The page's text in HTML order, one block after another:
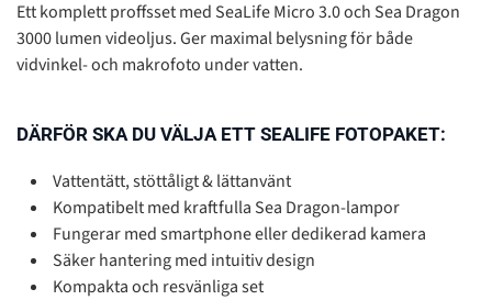
Ett komplett proffsset med SeaLife Micro 3.0 och Sea Dragon
3000 lumen videoljus. Ger maximal belysning för både
vidvinkel- och makrofoto under vatten.
DÄRFÖR SKA DU VÄLJA ETT SEALIFE FOTOPAKET:
Vattentätt, stöttåligt & lättanvänt
Kompatibelt med kraftfulla Sea Dragon-lampor
Fungerar med smartphone eller dedikerad kamera
Säker hantering med intuitiv design
Kompakta och resvänliga set